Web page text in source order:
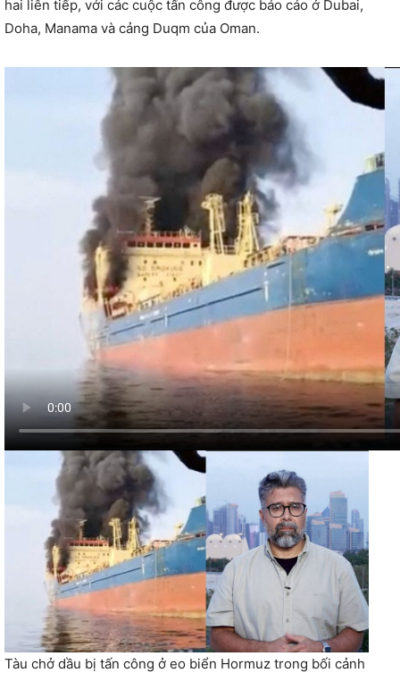
hai liên tiếp, với các cuộc tấn công được báo cáo ở Dubai,
Doha, Manama và cảng Duqm của Oman.
Tàu chở dầu bị tấn công ở eo biển Hormuz trong bối cảnh